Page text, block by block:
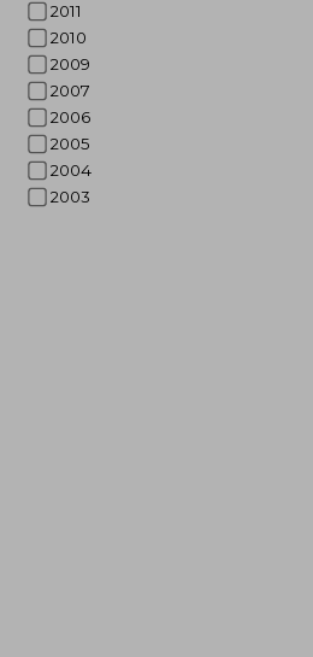
2011
2010
2009
2007
2006
2005
2004
2003